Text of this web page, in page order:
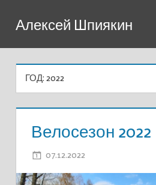
Алексей Шпиякин
ГОД: 2022
Велосезон 2022
07.12.2022